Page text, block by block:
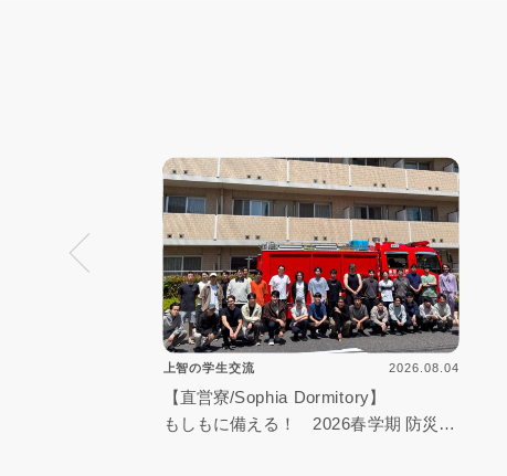
上智の学生交流 2026.08.04
【直営寮/Sophia Dormitory】
もしもに備える！ 2026春学期 防災訓